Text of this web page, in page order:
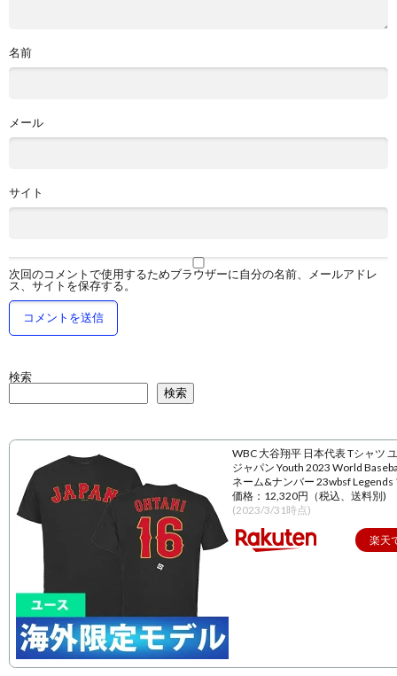
名前
メール
サイト
次回のコメントで使用するためブラウザーに自分の名前、メールアドレ
ス、サイトを保存する。
検索
検索
WBC 大谷翔平 日本代表 Tシャツ
ジャパン Youth 2023 World
ネーム&ナンバー 23wbsf Legends
価格：12,320円（税込、送料別)
(2023/3/31時点)
楽天